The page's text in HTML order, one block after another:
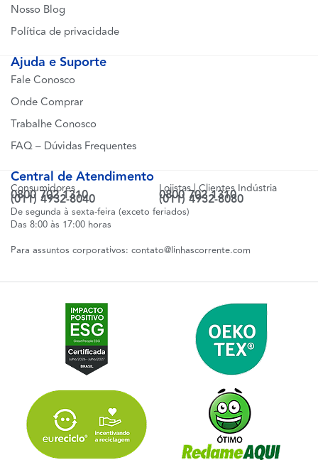
Nosso Blog
Política de privacidade
Ajuda e Suporte
Fale Conosco
Onde Comprar
Trabalhe Conosco
FAQ – Dúvidas Frequentes
Central de Atendimento
Consumidores
0800 702 1310
(011) 4932-8040
Lojistas | Clientes Indústria
0800 702 1310
(011) 4932-8080
De segunda à sexta-feira (exceto feriados)
Das 8:00 às 17:00 horas
Para assuntos corporativos: contato@linhascorrente.com